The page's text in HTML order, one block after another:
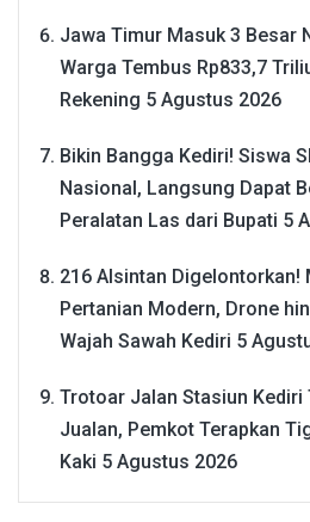
Jawa Timur Masuk 3 Besar
Warga Tembus Rp833,7
Rekening 5 Agustus 2026
Bikin Bangga Kediri! Siswa
Nasional, Langsung Dapat
Peralatan Las dari Bupati 5
216 Alsintan Digelontorkan!
Pertanian Modern, Drone
Wajah Sawah Kediri 5
Trotoar Jalan Stasiun Kediri
Jualan, Pemkot Terapkan
Kaki 5 Agustus 2026